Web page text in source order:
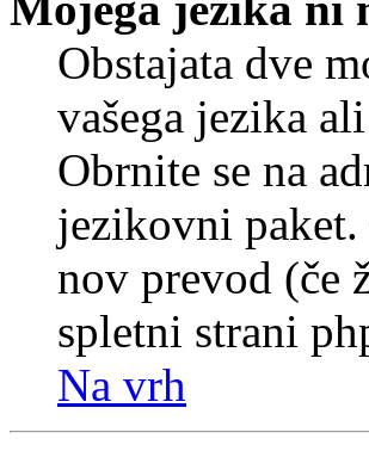
Obstajata dve
vašega jezika
Obrnite se na
jezikovni paket.
nov prevod (če
spletni strani
Na vrh